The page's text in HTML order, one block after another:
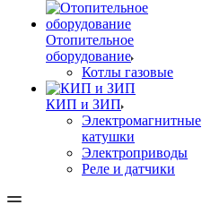
Отопительное
оборудование
Котлы газовые
КИП и ЗИП
Электромагнитные
катушки
Электроприводы
Реле и датчики